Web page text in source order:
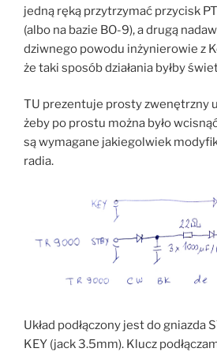
jedną ręką przytrzymać przycisk
(albo na bazie BO-9), a drugą
dziwnego powodu inżynierowie z
że taki sposób działania byłby
TU prezentuje prosty zwenętrzny
żeby po prostu można było
są wymagane jakiegolwiek
radia.
Układ podłączony jest do gniazda
KEY (jack 3.5mm). Klucz